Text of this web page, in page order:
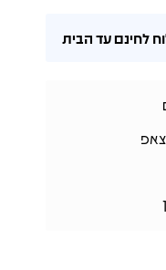
לחינם עד הבית